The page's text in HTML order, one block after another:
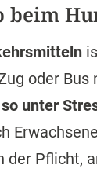
beim
oder
unter
der Pflicht,